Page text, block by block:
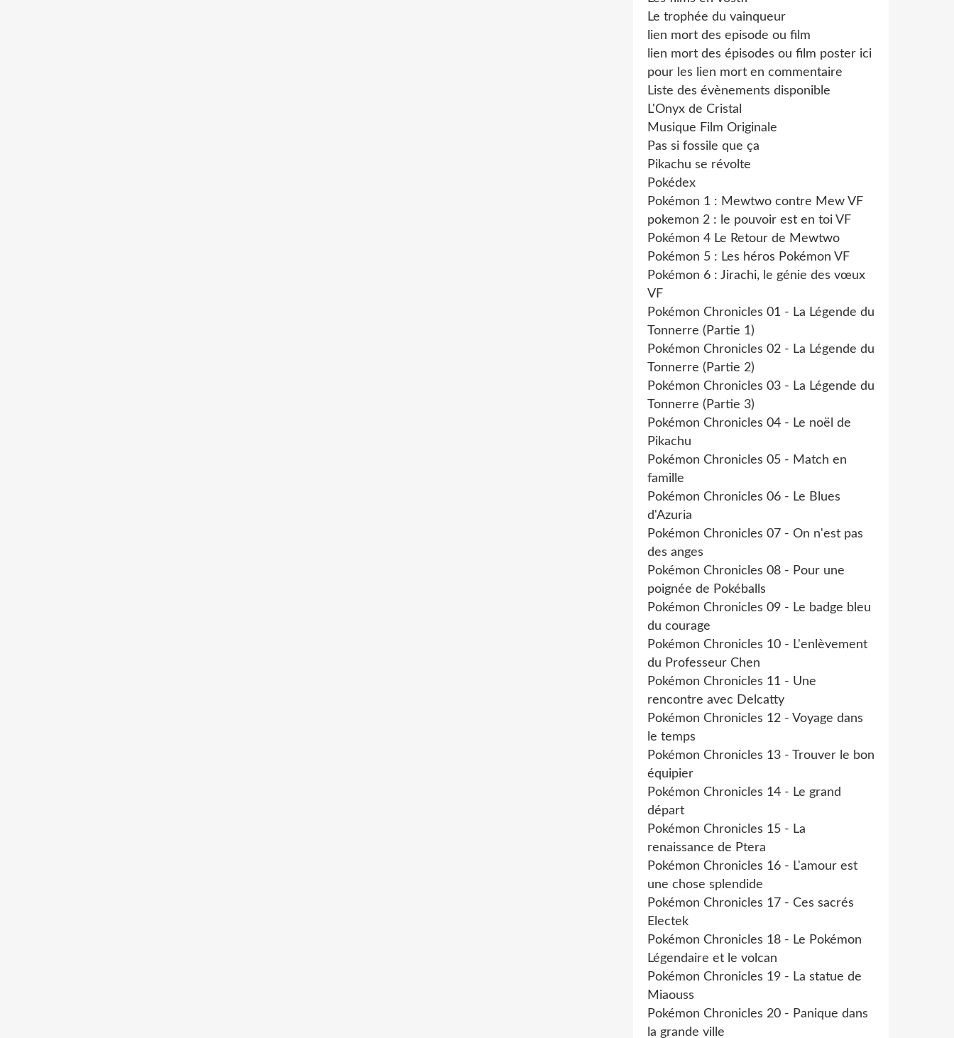
Le trophée du vainqueur
lien mort des episode ou film
lien mort des épisodes ou film poster ici
pour les lien mort en commentaire
Liste des évènements disponible
L'Onyx de Cristal
Musique Film Originale
Pas si fossile que ça
Pikachu se révolte
Pokédex
Pokémon 1 : Mewtwo contre Mew VF
pokemon 2 : le pouvoir est en toi VF
Pokémon 4 Le Retour de Mewtwo
Pokémon 5 : Les héros Pokémon VF
Pokémon 6 : Jirachi, le génie des vœux
VF
Pokémon Chronicles 01 - La Légende du
Tonnerre (Partie 1)
Pokémon Chronicles 02 - La Légende du
Tonnerre (Partie 2)
Pokémon Chronicles 03 - La Légende du
Tonnerre (Partie 3)
Pokémon Chronicles 04 - Le noël de
Pikachu
Pokémon Chronicles 05 - Match en
famille
Pokémon Chronicles 06 - Le Blues
d'Azuria
Pokémon Chronicles 07 - On n'est pas
des anges
Pokémon Chronicles 08 - Pour une
poignée de Pokéballs
Pokémon Chronicles 09 - Le badge bleu
du courage
Pokémon Chronicles 10 - L'enlèvement
du Professeur Chen
Pokémon Chronicles 11 - Une
rencontre avec Delcatty
Pokémon Chronicles 12 - Voyage dans
le temps
Pokémon Chronicles 13 - Trouver le bon
équipier
Pokémon Chronicles 14 - Le grand
départ
Pokémon Chronicles 15 - La
renaissance de Ptera
Pokémon Chronicles 16 - L'amour est
une chose splendide
Pokémon Chronicles 17 - Ces sacrés
Electek
Pokémon Chronicles 18 - Le Pokémon
Légendaire et le volcan
Pokémon Chronicles 19 - La statue de
Miaouss
Pokémon Chronicles 20 - Panique dans
la grande ville